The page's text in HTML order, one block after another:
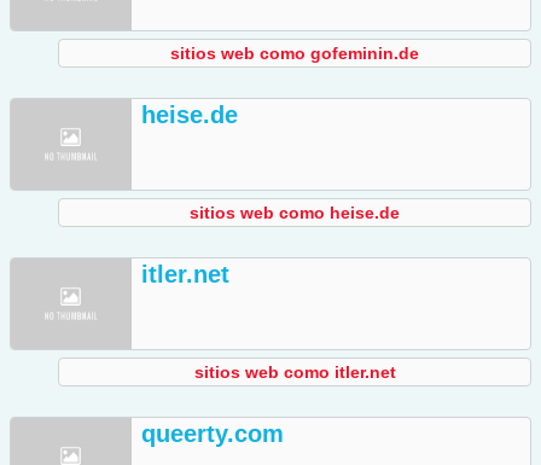
sitios web como gofeminin.de
heise.de
sitios web como heise.de
itler.net
sitios web como itler.net
queerty.com